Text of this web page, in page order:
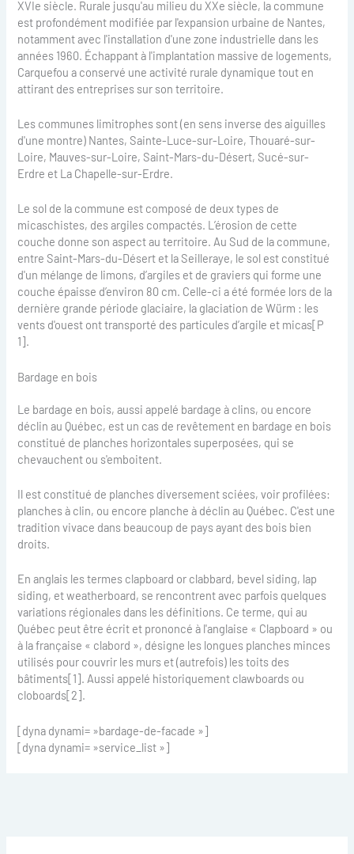
XVIe siècle. Rurale jusqu'au milieu du XXe siècle, la commune
est profondément modifiée par l'expansion urbaine de Nantes,
notamment avec l'installation d'une zone industrielle dans les
années 1960. Échappant à l'implantation massive de logements,
Carquefou a conservé une activité rurale dynamique tout en
attirant des entreprises sur son territoire.
Les communes limitrophes sont (en sens inverse des aiguilles
d'une montre) Nantes, Sainte-Luce-sur-Loire, Thouaré-sur-
Loire, Mauves-sur-Loire, Saint-Mars-du-Désert, Sucé-sur-
Erdre et La Chapelle-sur-Erdre.
Le sol de la commune est composé de deux types de
micaschistes, des argiles compactés. L’érosion de cette
couche donne son aspect au territoire. Au Sud de la commune,
entre Saint-Mars-du-Désert et la Seilleraye, le sol est constitué
d'un mélange de limons, d’argiles et de graviers qui forme une
couche épaisse d’environ 80 cm. Celle-ci a été formée lors de la
dernière grande période glaciaire, la glaciation de Würm : les
vents d'ouest ont transporté des particules d’argile et micas[P
1].
Bardage en bois
Le bardage en bois, aussi appelé bardage à clins, ou encore
déclin au Québec, est un cas de revêtement en bardage en bois
constitué de planches horizontales superposées, qui se
chevauchent ou s'emboitent.
Il est constitué de planches diversement sciées, voir profilées:
planches à clin, ou encore planche à déclin au Québec. C'est une
tradition vivace dans beaucoup de pays ayant des bois bien
droits.
En anglais les termes clapboard or clabbard, bevel siding, lap
siding, et weatherboard, se rencontrent avec parfois quelques
variations régionales dans les définitions. Ce terme, qui au
Québec peut être écrit et prononcé à l'anglaise « Clapboard » ou
à la française « clabord », désigne les longues planches minces
utilisés pour couvrir les murs et (autrefois) les toits des
bâtiments[1]. Aussi appelé historiquement clawboards ou
cloboards[2].
[dyna dynami= »bardage-de-facade »]
[dyna dynami= »service_list »]